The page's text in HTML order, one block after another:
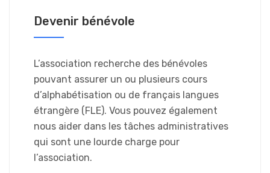
Devenir bénévole
L’association recherche des bénévoles
pouvant assurer un ou plusieurs cours
d’alphabétisation ou de français langues
étrangère (FLE). Vous pouvez également
nous aider dans les tâches administratives
qui sont une lourde charge pour
l’association.